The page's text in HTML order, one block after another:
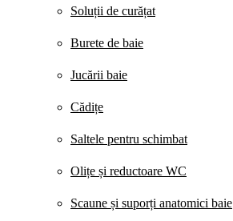
Soluții de curățat
Burete de baie
Jucării baie
Cădițe
Saltele pentru schimbat
Olițe și reductoare WC
Scaune și suporți anatomici baie